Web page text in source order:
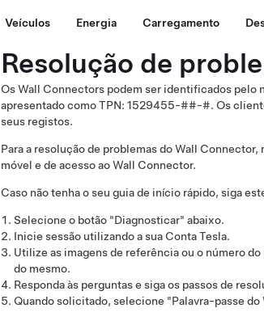
Veículos Energia Carregamento
Resolução de
Os Wall Connectors podem ser identificados pelo
apresentado como TPN: 1529455-##-#. Os
seus registos.
Para a resolução de problemas do Wall
móvel e de acesso ao Wall Connector.
Caso não tenha o seu guia de início rápido, siga
Selecione o botão "Diagnosticar" abaixo.
Inicie sessão utilizando a sua Conta Tesla.
Utilize as imagens de referência ou o número
do mesmo.
Responda às perguntas e siga os passos de
Quando solicitado, selecione "Palavra-passe